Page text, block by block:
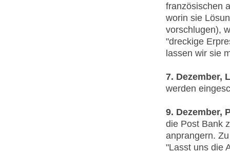
französischen
worin sie
vorschlugen),
"dreckige
lassen wir sie
7. Dezember,
werden
9. Dezember,
die Post Bank
anprangern.
"Lasst uns die